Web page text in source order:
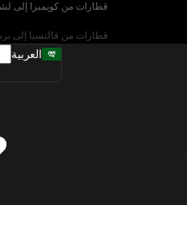
قطارات من كويمبرا إلى
قطارات من فالنسيا إلى
قطارات من إشبيلية إلى
قطارات من سالزبورغ إلى
العربية